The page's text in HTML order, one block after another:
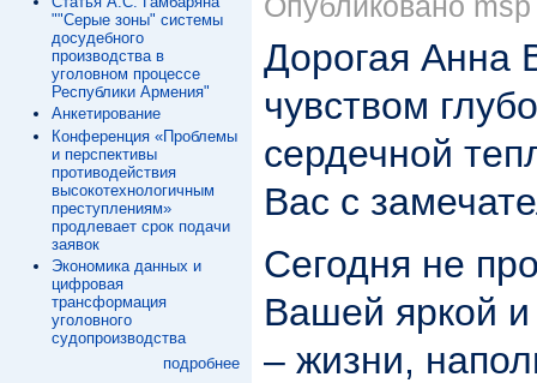
""Серые зоны" системы
досудебного
производства в
уголовном процессе
Республики Армения"
Анкетирование
Конференция «Проблемы
и перспективы
противодействия
высокотехнологичным
преступлениям»
продлевает срок подачи
заявок
Экономика данных и
цифровая
трансформация
уголовного
судопроизводства
подробнее
Дорогая Анна
чувством
сердечной
Вас с
Сегодня не
Вашей яркой и
– жизни,